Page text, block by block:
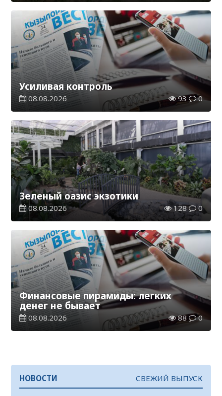
Усиливая контроль
08.08.2026 93 0
Зеленый оазис экзотики
08.08.2026 128 0
Финансовые пирамиды: легких
денег не бывает
08.08.2026 88 0
НОВОСТИ СВЕЖИЙ ВЫПУСК